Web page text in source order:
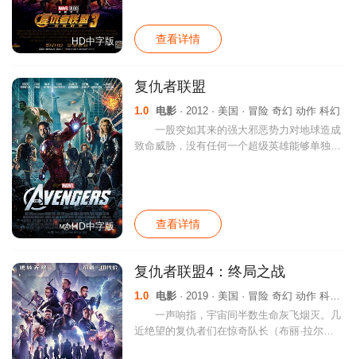
HD中字版
同时
查看详情
HD中字版
复仇者联盟
1.0 电影 · 2012 · 美国 · 冒险 奇幻 动作 科幻
一股突如其来的强大邪恶势力对地球造成
致命威胁，没有任何一个超级英雄能够单独抵
查看详情
复仇者联盟4：终局之战
1.0 电影 · 2019 · 美国 · 冒险 奇幻 动作 科幻 剧情
一声响指，宇宙间半数生命灰飞烟灭。几
近绝望的复仇者们在惊奇队长（布丽·拉尔森